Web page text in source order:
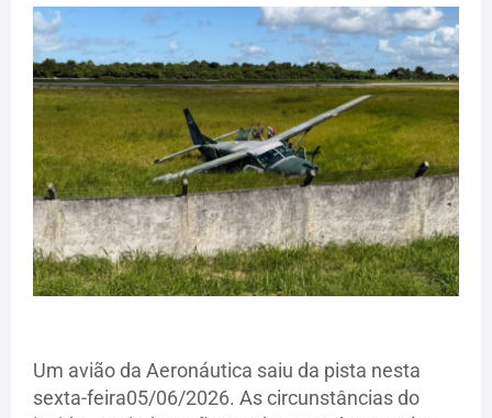
Um avião da Aeronáutica saiu da pista nesta
sexta-feira05/06/2026. As circunstâncias do